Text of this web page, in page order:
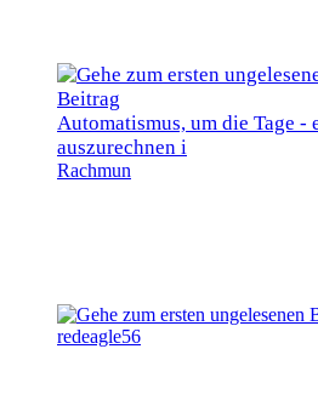
Automatismus, um die Tage -
auszurechnen i
Rachmun
redeagle56